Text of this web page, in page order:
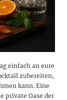
einfach an eure
zubereiten,
kann. Eine
private Oase der